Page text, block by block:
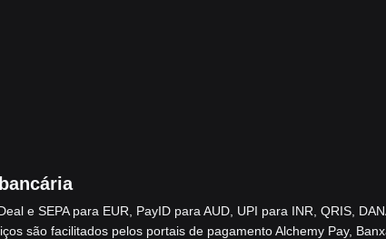
e SEPA para EUR, PayID para AUD, UPI para INR, QRIS,
são facilitados pelos portais de pagamento Alchemy Pay,